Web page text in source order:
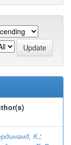
К.;